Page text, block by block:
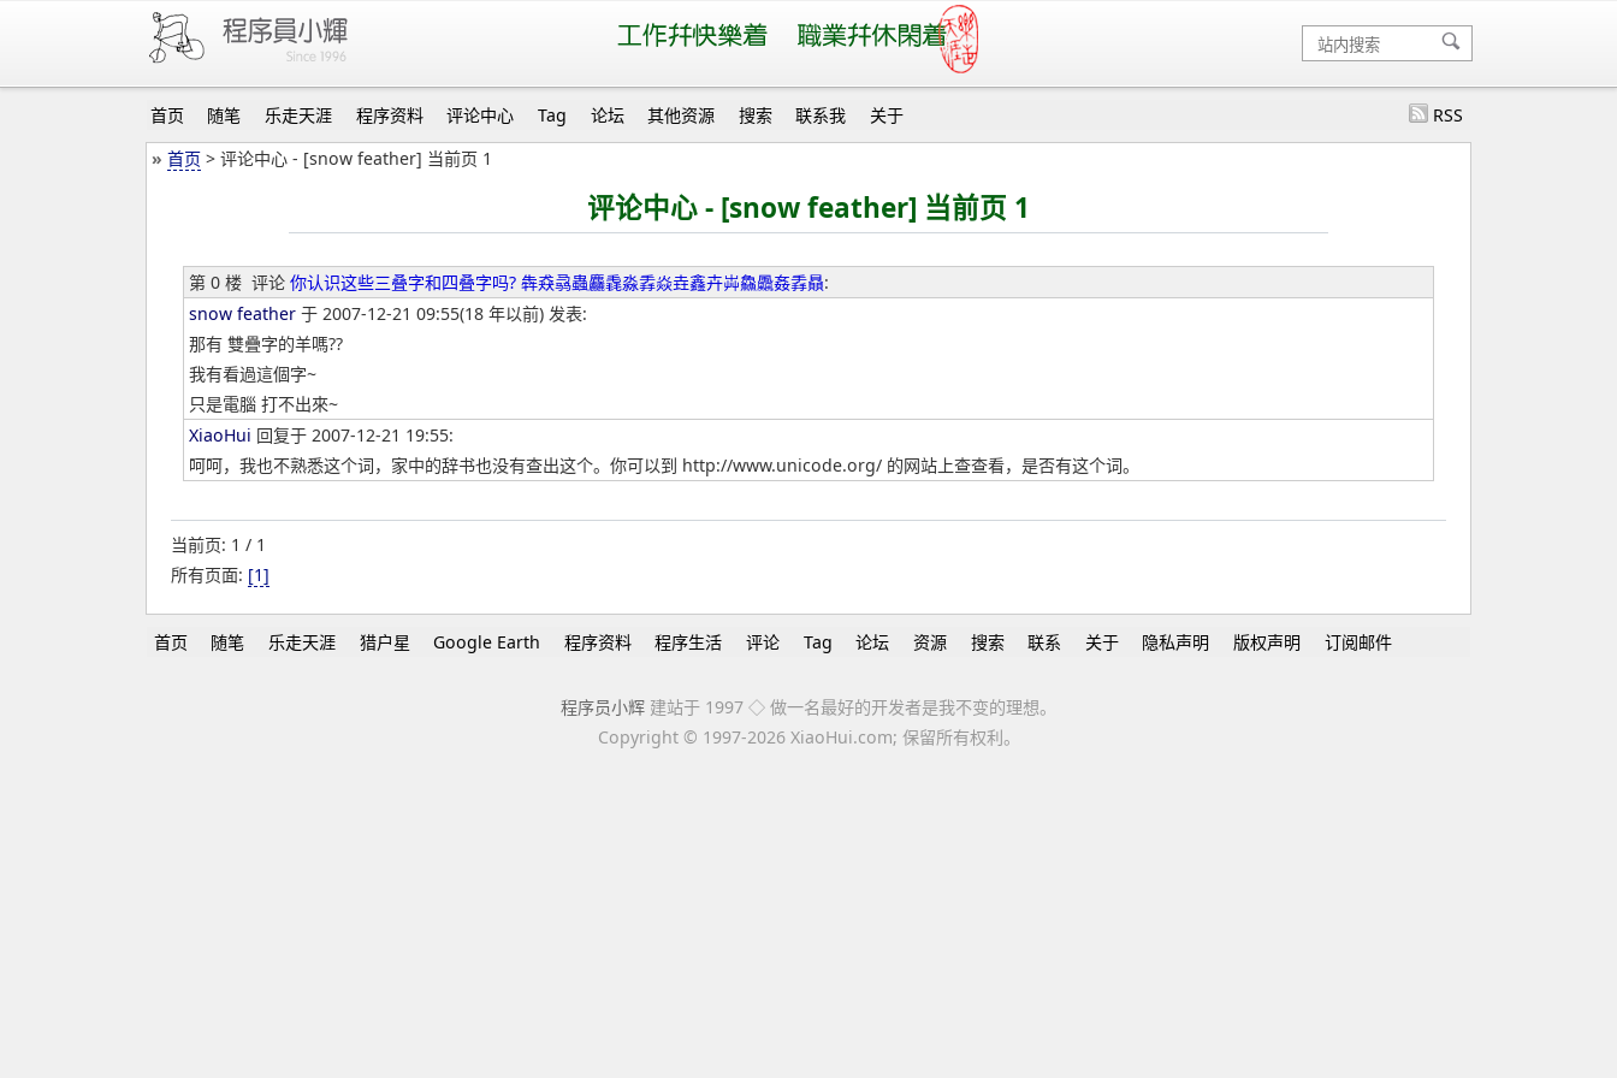
首页 随笔 乐走天涯 程序资料 评论中心 Tag 论坛 其他资源 搜索 联系我 关于
RSS
» 首页 > 评论中心 - [snow feather] 当前页 1
评论中心 - [snow feather] 当前页 1
第 0 楼 评论 你认识这些三叠字和四叠字吗? 犇猋骉蟲麤毳淼掱焱垚鑫卉芔鱻飍姦掱贔:
snow feather 于 2007-12-21 09:55(18 年以前) 发表:
那有 雙疊字的羊嗎??
我有看過這個字~
只是電腦 打不出來~
XiaoHui 回复于 2007-12-21 19:55:
呵呵，我也不熟悉这个词，家中的辞书也没有查出这个。你可以到 http://www.unicode.org/ 的网站上查查看，是否有这个词。
当前页: 1 / 1
所有页面: [1]
首页 随笔 乐走天涯 猎户星 Google Earth 程序资料 程序生活 评论 Tag 论坛 资源 搜索 联系 关于 隐私声明 版权声明 订阅邮件
程序员小辉 建站于 1997 ◇ 做一名最好的开发者是我不变的理想。
Copyright © 1997-2026 XiaoHui.com; 保留所有权利。